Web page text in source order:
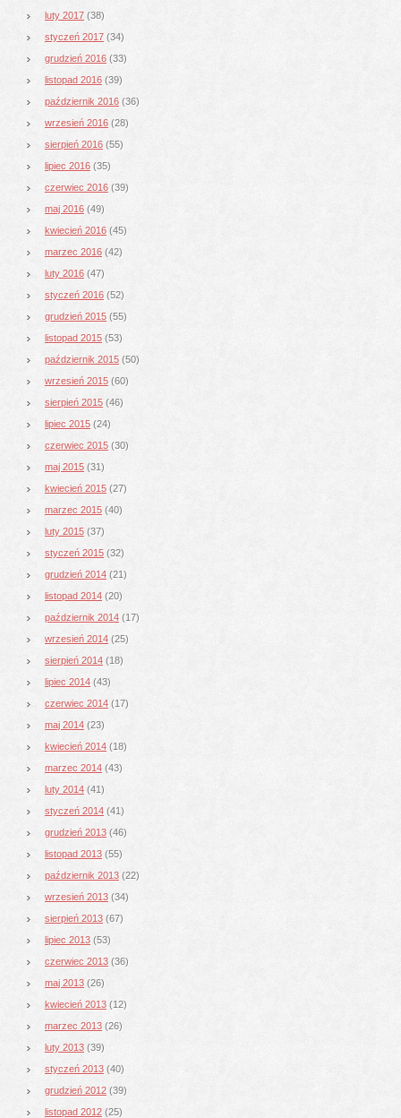
luty 2017 (38)
styczeń 2017 (34)
grudzień 2016 (33)
listopad 2016 (39)
październik 2016 (36)
wrzesień 2016 (28)
sierpień 2016 (55)
lipiec 2016 (35)
czerwiec 2016 (39)
maj 2016 (49)
kwiecień 2016 (45)
marzec 2016 (42)
luty 2016 (47)
styczeń 2016 (52)
grudzień 2015 (55)
listopad 2015 (53)
październik 2015 (50)
wrzesień 2015 (60)
sierpień 2015 (46)
lipiec 2015 (24)
czerwiec 2015 (30)
maj 2015 (31)
kwiecień 2015 (27)
marzec 2015 (40)
luty 2015 (37)
styczeń 2015 (32)
grudzień 2014 (21)
listopad 2014 (20)
październik 2014 (17)
wrzesień 2014 (25)
sierpień 2014 (18)
lipiec 2014 (43)
czerwiec 2014 (17)
maj 2014 (23)
kwiecień 2014 (18)
marzec 2014 (43)
luty 2014 (41)
styczeń 2014 (41)
grudzień 2013 (46)
listopad 2013 (55)
październik 2013 (22)
wrzesień 2013 (34)
sierpień 2013 (67)
lipiec 2013 (53)
czerwiec 2013 (36)
maj 2013 (26)
kwiecień 2013 (12)
marzec 2013 (26)
luty 2013 (39)
styczeń 2013 (40)
grudzień 2012 (39)
listopad 2012 (25)